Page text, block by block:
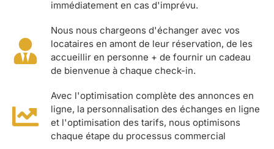
immédiatement en cas d'imprévu.
Nous nous chargeons d'échanger avec vos
locataires en amont de leur réservation, de les
accueillir en personne + de fournir un cadeau
de bienvenue à chaque check-in.
Avec l'optimisation complète des annonces en
ligne, la personnalisation des échanges en ligne
et l'optimisation des tarifs, nous optimisons
chaque étape du processus commercial